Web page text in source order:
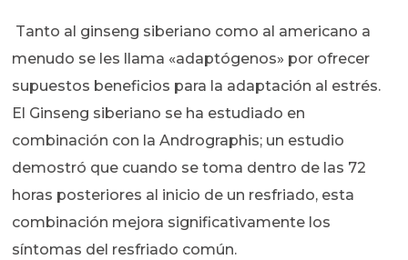
Tanto al ginseng siberiano como al americano a
menudo se les llama «adaptógenos» por ofrecer
supuestos beneficios para la adaptación al estrés.
El Ginseng siberiano se ha estudiado en
combinación con la Andrographis; un estudio
demostró que cuando se toma dentro de las 72
horas posteriores al inicio de un resfriado, esta
combinación mejora significativamente los
síntomas del resfriado común.